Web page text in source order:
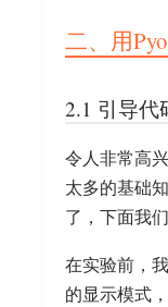
二、用
2.1 引导代
令人非常高
太多的基础
了，下面我
在实验前，
的显示模式